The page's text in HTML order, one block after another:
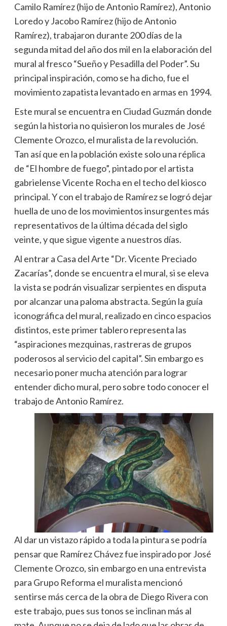
Camilo Ramírez (hijo de Antonio Ramírez), Antonio
Loredo y Jacobo Ramírez (hijo de Antonio
Ramírez), trabajaron durante 200 días de la
segunda mitad del año dos mil en la elaboración del
mural al fresco “Sueño y Pesadilla del Poder”. Su
principal inspiración, como se ha dicho, fue el
movimiento zapatista levantado en armas en 1994.
Este mural se encuentra en Ciudad Guzmán donde
según la historia no quisieron los murales de José
Clemente Orozco, el muralista de la revolución.
Tan así que en la población existe solo una réplica
de “El hombre de fuego”, pintado por el artista
gabrielense Vicente Rocha en el techo del kiosco
principal. Y con el trabajo de Ramírez se logró dejar
huella de uno de los movimientos insurgentes más
representativos de la última década del siglo
veinte, y que sigue vigente a nuestros días.
Al entrar a Casa del Arte “Dr. Vicente Preciado
Zacarías”, donde se encuentra el mural, si se eleva
la vista se podrán visualizar serpientes en disputa
por alcanzar una paloma abstracta. Según la guía
iconográfica del mural, realizado en cinco espacios
distintos, este primer tablero representa las
“aspiraciones mezquinas, rastreras de grupos
poderosos al servicio del capital”. Sin embargo es
necesario poner mucha atención para lograr
entender dicho mural, pero sobre todo conocer el
trabajo de Antonio Ramírez.
Al dar un vistazo rápido a toda la pintura se podría
pensar que Ramírez Chávez fue inspirado por José
Clemente Orozco, sin embargo en una entrevista
para Grupo Reforma el muralista mencionó
sentirse más cerca de la obra de Diego Rivera con
este trabajo, pues sus tonos se inclinan más al